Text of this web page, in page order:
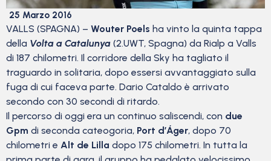
25 Marzo 2016
VALLS (SPAGNA) – Wouter Poels ha vinto la quinta tappa
della Volta a Catalunya (2.UWT, Spagna) da Rialp a Valls
di 187 chilometri. Il corridore della Sky ha tagliato il
traguardo in solitaria, dopo essersi avvantaggiato sulla
fuga di cui faceva parte. Dario Cataldo è arrivato
secondo con 30 secondi di ritardo.
Il percorso di oggi era un continuo saliscendi, con due
Gpm di seconda cateogoria, Port d’Áger, dopo 70
chilometri e Alt de Lilla dopo 175 chilometri. In tutta la